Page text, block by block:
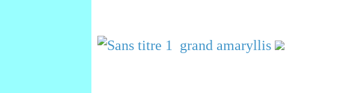
grand amaryllis